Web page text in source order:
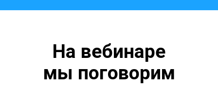
На вебинаре
мы поговорим